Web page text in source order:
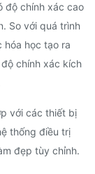
độ chính xác cao
So với quá trình
học tạo ra
chính xác kích
với các thiết bị
thống điều trị
đẹp tùy chỉnh.